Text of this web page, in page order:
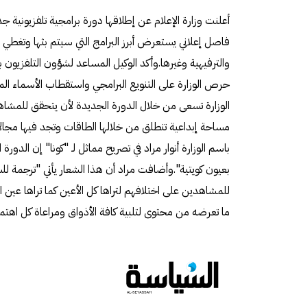
أعلنت وزارة الإعلام عن إطلاقها دورة برامجية
فاصل إعلاني يستعرض أبرز البرامج التي سيتم بثها وتغطي
والترفيهية وغيرها.وأكد الوكيل المساعد لشؤون
حرص الوزارة على التنويع البرامجي واستقطاب الأسماء
الوزارة تسعى من خلال الدورة الجديدة لأن يتحقق
مساحة إبداعية تنطلق من خلالها الطاقات وتجد فيها
باسم الوزارة أنوار مراد في تصريح مماثل لـ "كونا" إن
بعيون كويتية".وأضافت مراد أن هذا الشعار يأتي
للمشاهدين على اختلافهم لتراها كل الأعين كما تراها
ما تعرضه من محتوى لتلبية كافة الأذواق ومراعاة كل